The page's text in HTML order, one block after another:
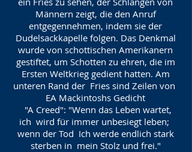
Männern zeigt, die den Anruf
entgegennehmen, indem sie der
Dudelsackkapelle folgen. Das Denkmal
wurde von schottischen Amerikanern
gestiftet, um Schotten zu ehren, die im
Ersten Weltkrieg gedient hatten. Am
unteren Rand der Fries sind Zeilen von
EA Mackintoshs Gedicht
"A Creed": "Wenn das Leben wartet,
ich wird für immer unbesiegt leben;
wenn der Tod Ich werde endlich stark
sterben in mein Stolz und frei."